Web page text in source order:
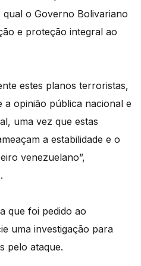
qual o Governo Bolivariano
e proteção integral ao
estes planos terroristas,
opinião pública nacional e
uma vez que estas
a estabilidade e o
venezuelano”,
que foi pedido ao
uma investigação para
pelo ataque.